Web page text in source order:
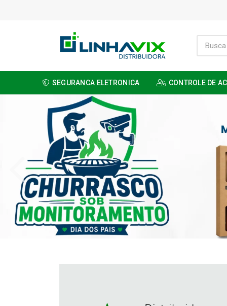
SEGURANCA ELETRONICA CONTROLE DE